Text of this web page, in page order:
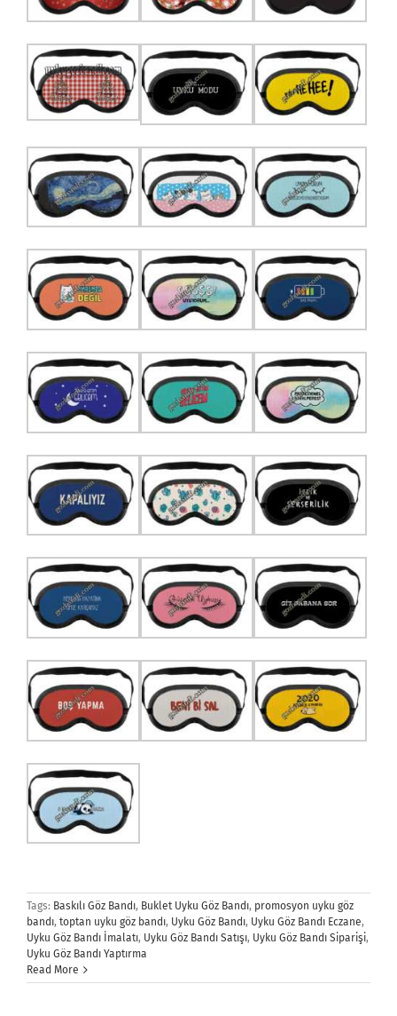
Tags: Baskılı Göz Bandı, Buklet Uyku Göz Bandı, promosyon uyku göz
bandı, toptan uyku göz bandı, Uyku Göz Bandı, Uyku Göz Bandı Eczane,
Uyku Göz Bandı İmalatı, Uyku Göz Bandı Satışı, Uyku Göz Bandı Siparişi,
Uyku Göz Bandı Yaptırma
Read More